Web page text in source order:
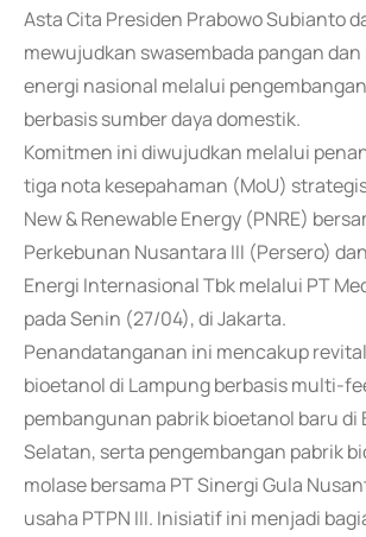
Asta Cita Presiden Prabowo Subianto
mewujudkan swasembada pangan
energi nasional melalui
berbasis sumber daya domestik.
Komitmen ini diwujudkan melalui
tiga nota kesepahaman (MoU)
New & Renewable Energy (PNRE)
Perkebunan Nusantara III (Persero)
Energi Internasional Tbk melalui PT
pada Senin (27/04), di Jakarta.
Penandatanganan ini mencakup
bioetanol di Lampung berbasis multi-
pembangunan pabrik bioetanol baru di
Selatan, serta pengembangan pabrik
molase bersama PT Sinergi Gula
usaha PTPN III. Inisiatif ini menjadi